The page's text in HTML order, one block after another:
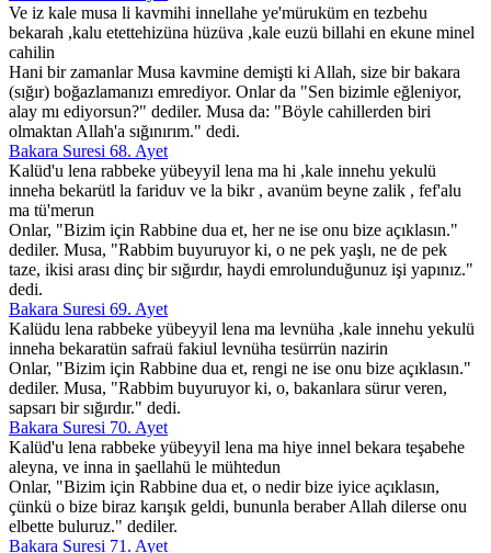
Ve iz kale musa li kavmihi innellahe ye'müruküm en tezbehu
bekarah ,kalu etettehizüna hüzüva ,kale euzü billahi en ekune minel
cahilin
Hani bir zamanlar Musa kavmine demişti ki Allah, size bir bakara
(sığır) boğazlamanızı emrediyor. Onlar da "Sen bizimle eğleniyor,
alay mı ediyorsun?" dediler. Musa da: "Böyle cahillerden biri
olmaktan Allah'a sığınırım." dedi.
Bakara Suresi 68. Ayet
Kalüd'u lena rabbeke yübeyyil lena ma hi ,kale innehu yekulü
inneha bekarütl la fariduv ve la bikr , avanüm beyne zalik , fef'alu
ma tü'merun
Onlar, "Bizim için Rabbine dua et, her ne ise onu bize açıklasın."
dediler. Musa, "Rabbim buyuruyor ki, o ne pek yaşlı, ne de pek
taze, ikisi arası dinç bir sığırdır, haydi emrolunduğunuz işi yapınız."
dedi.
Bakara Suresi 69. Ayet
Kalüdu lena rabbeke yübeyyil lena ma levnüha ,kale innehu yekulü
inneha bekaratün safraü fakiul levnüha tesürrün nazirin
Onlar, "Bizim için Rabbine dua et, rengi ne ise onu bize açıklasın."
dediler. Musa, "Rabbim buyuruyor ki, o, bakanlara sürur veren,
sapsarı bir sığırdır." dedi.
Bakara Suresi 70. Ayet
Kalüd'u lena rabbeke yübeyyil lena ma hiye innel bekara teşabehe
aleyna, ve inna in şaellahü le mühtedun
Onlar, "Bizim için Rabbine dua et, o nedir bize iyice açıklasın,
çünkü o bize biraz karışık geldi, bununla beraber Allah dilerse onu
elbette buluruz." dediler.
Bakara Suresi 71. Ayet